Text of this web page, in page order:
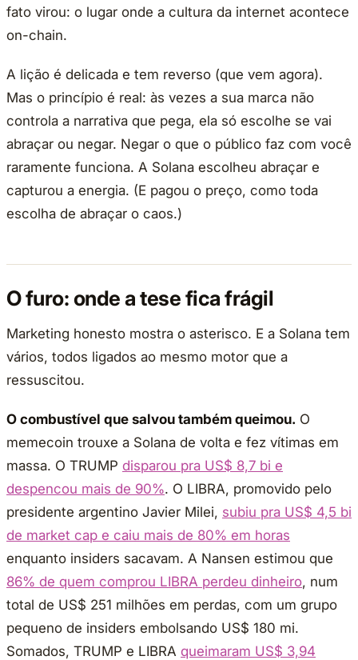
fato virou: o lugar onde a cultura da internet acontece
on-chain.
A lição é delicada e tem reverso (que vem agora).
Mas o princípio é real: às vezes a sua marca não
controla a narrativa que pega, ela só escolhe se vai
abraçar ou negar. Negar o que o público faz com você
raramente funciona. A Solana escolheu abraçar e
capturou a energia. (E pagou o preço, como toda
escolha de abraçar o caos.)
O furo: onde a tese fica frágil
Marketing honesto mostra o asterisco. E a Solana tem
vários, todos ligados ao mesmo motor que a
ressuscitou.
O combustível que salvou também queimou. O
memecoin trouxe a Solana de volta e fez vítimas em
massa. O TRUMP disparou pra US$ 8,7 bi e
despencou mais de 90%. O LIBRA, promovido pelo
presidente argentino Javier Milei, subiu pra US$ 4,5 bi
de market cap e caiu mais de 80% em horas
enquanto insiders sacavam. A Nansen estimou que
86% de quem comprou LIBRA perdeu dinheiro, num
total de US$ 251 milhões em perdas, com um grupo
pequeno de insiders embolsando US$ 180 mi.
Somados, TRUMP e LIBRA queimaram US$ 3,94